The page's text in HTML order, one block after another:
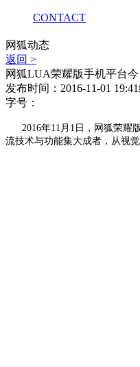
CONTACT
网狐动态
返回 >
网狐LUA荣耀版手机平台
发布时间：2016-11-01 19:41
字号：
2016年11月1日，网狐荣耀
流技术与功能集大成者，从视